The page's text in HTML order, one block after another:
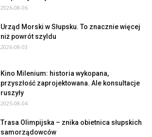
2026-08-06
Urząd Morski w Słupsku. To znacznie więcej
niż powrót szyldu
2026-08-03
Kino Milenium: historia wykopana,
przyszłość zaprojektowana. Ale konsultacje
ruszyły
2025-08-04
Trasa Olimpijska – znika obietnica słupskich
samorządowców